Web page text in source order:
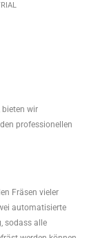
bieten wir
professionellen
Fräsen vieler
automatisierte
sodass alle